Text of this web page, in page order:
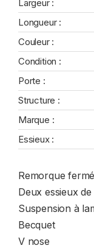
Largeur :
Longueur :
Couleur :
Condition :
Porte :
Structure :
Marque :
Essieux :
Remorque
Deux essieux
Suspension à
Becquet
V nose